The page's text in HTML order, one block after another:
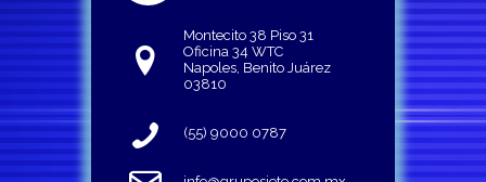
Montecito 38 Piso 31
Oficina 34 WTC
Napoles, Benito Juárez
03810
(55) 9000 0787